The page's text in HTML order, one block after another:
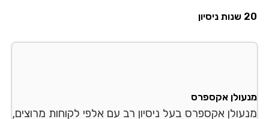
אקספרס
אקספרס בעל ניסיון רב עם אלפי לקוחות מרוצים,